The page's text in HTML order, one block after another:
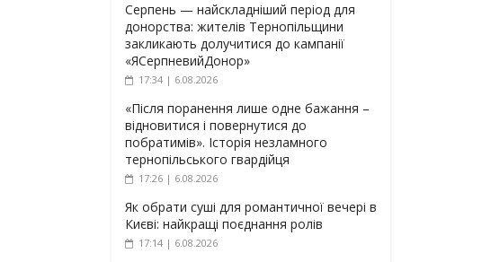
Серпень — найскладніший період для
донорства: жителів Тернопільщини
закликають долучитися до кампанії
«ЯСерпневийДонор»
17:34 | 6.08.2026
«Після поранення лише одне бажання –
відновитися і повернутися до
побратимів». Історія незламного
тернопільського гвардійця
17:26 | 6.08.2026
Як обрати суші для романтичної вечері в
Києві: найкращі поєднання ролів
17:14 | 6.08.2026